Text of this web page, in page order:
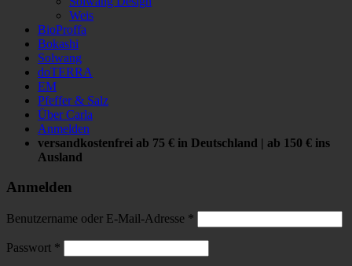
Weis
BioProffa
Bokashi
Solwang
doTERRA
EM
Pfeffer & Salz
Über Carla
Anmelden
versandkostenfrei ab 75 € in Deutschland | ab 150 € ins
Ausland
Anmelden
Benutzername oder E-Mail-Adresse *
Passwort *